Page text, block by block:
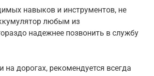
навыков и инструментов, не
любым из
надежнее позвонить в службу
дорогах, рекомендуется всегда